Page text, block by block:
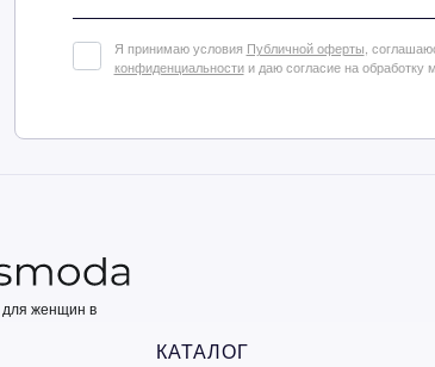
Я принимаю условия Публичной оферты ,
конфиденциальностии даю согласие на обработку
для женщин в
КАТАЛОГ